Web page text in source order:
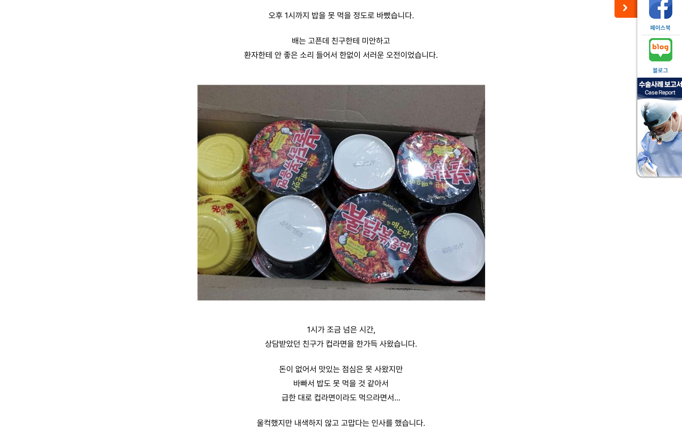
오후 1시까지 밥을 못 먹을 정도로 바빴습니다.
배는 고픈데 친구한테 미안하고
환자한테 안 좋은 소리 들어서 한없이 서러운 오전이었습니다.
1시가 조금 넘은 시간,
상담받았던 친구가 컵라면을 한가득 사왔습니다.
돈이 없어서 맛있는 점심은 못 사왔지만
바빠서 밥도 못 먹을 것 같아서
급한 대로 컵라면이라도 먹으라면서...
울컥했지만 내색하지 않고 고맙다는 인사를 했습니다.